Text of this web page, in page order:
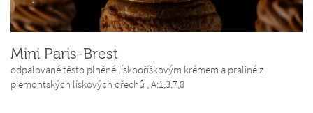
Mini Paris-Brest
odpalované těsto plněné lískooříškovým krémem a praliné z
piemontských lískových ořechů ,A:1,3,7,8